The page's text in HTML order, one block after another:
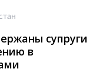
супруги
в